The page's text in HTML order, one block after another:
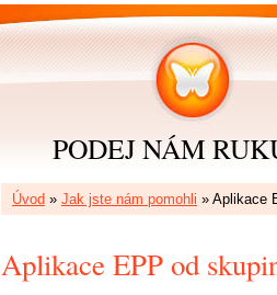
PODEJ NÁM
Úvod » Jak jste nám pomohli » Aplikace
Aplikace EPP od